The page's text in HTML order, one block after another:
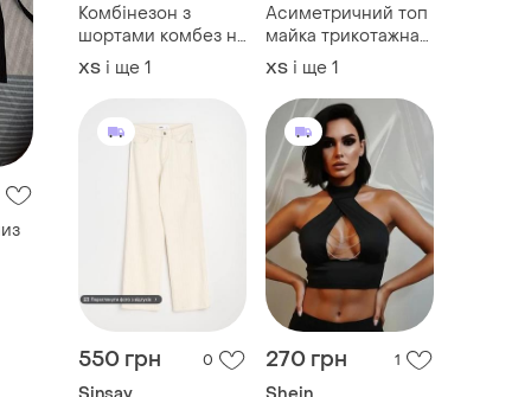
Комбінезон з
шортами комбез на
ґудзиках
комбінезон в
комбінезон з
короткими
ХS і ще 1
Асиметричний топ
майка трикотажна
облягаюча топ на
одне плече
трендовий топ zara
ХS і ще 1
550 грн 0 270 грн 1